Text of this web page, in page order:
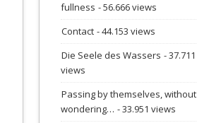
fullness - 56.666 views
Contact - 44.153 views
Die Seele des Wassers - 37.711
views
Passing by themselves, without
wondering… - 33.951 views